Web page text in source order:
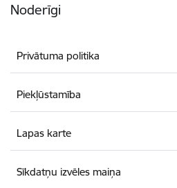
Noderīgi
Privātuma politika
Piekļūstamība
Lapas karte
Sīkdatņu izvēles maiņa